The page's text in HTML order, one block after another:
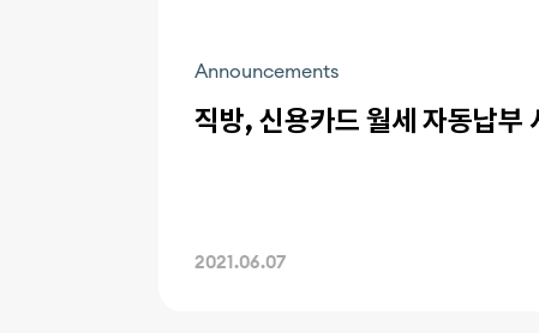
Announcements
직방, 신용카드 월세 자동납부
2021.06.07